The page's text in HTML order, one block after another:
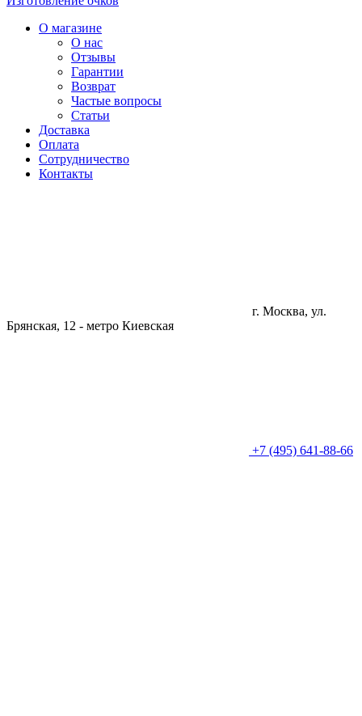
О магазине
О нас
Отзывы
Гарантии
Возврат
Частые вопросы
Статьи
Доставка
Оплата
Сотрудничество
Контакты
г. Москва, ул.
Брянская, 12 - метро Киевская
+7 (495) 641-88-66